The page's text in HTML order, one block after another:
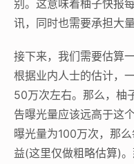
别。这意味着柚子快报
讯，同时也需要承担大
接下来，我们需要估算
根据业内人士的估计，
50万次左右。那么，柚
告曝光量应该远高于这
曝光量为100万次，那
益(这里仅做粗略估算)